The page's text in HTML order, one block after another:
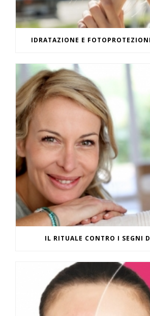
IDRATAZIONE E
IL RITUALE CONTRO I SEGNI